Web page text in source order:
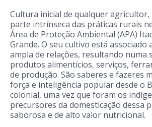
Cultura inicial de qualquer agricultor,
parte intrínseca das práticas rurais
Área de Proteção Ambiental (APA)
Grande. O seu cultivo está associado
ampla de relações, resultando numa
produtos alimentícios, serviços,
de produção. São saberes e fazeres
força e inteligência popular desde o
colonial, uma vez que foram os
precursores da domesticação dessa
saborosa e de alto valor nutricional.